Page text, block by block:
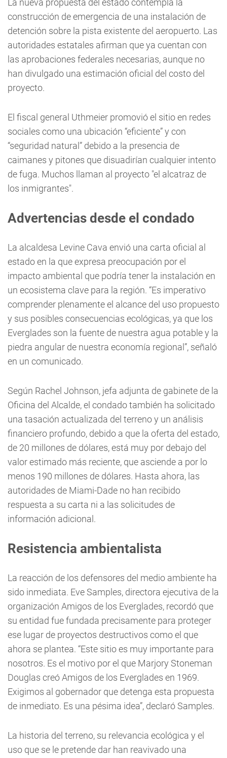
La nueva propuesta del estado contempla la
construcción de emergencia de una instalación de
detención sobre la pista existente del aeropuerto. Las
autoridades estatales afirman que ya cuentan con
las aprobaciones federales necesarias, aunque no
han divulgado una estimación oficial del costo del
proyecto.
El fiscal general Uthmeier promovió el sitio en redes
sociales como una ubicación “eficiente” y con
“seguridad natural” debido a la presencia de
caimanes y pitones que disuadirían cualquier intento
de fuga. Muchos llaman al proyecto "el alcatraz de
los inmigrantes".
Advertencias desde el condado
La alcaldesa Levine Cava envió una carta oficial al
estado en la que expresa preocupación por el
impacto ambiental que podría tener la instalación en
un ecosistema clave para la región. “Es imperativo
comprender plenamente el alcance del uso propuesto
y sus posibles consecuencias ecológicas, ya que los
Everglades son la fuente de nuestra agua potable y la
piedra angular de nuestra economía regional”, señaló
en un comunicado.
Según Rachel Johnson, jefa adjunta de gabinete de la
Oficina del Alcalde, el condado también ha solicitado
una tasación actualizada del terreno y un análisis
financiero profundo, debido a que la oferta del estado,
de 20 millones de dólares, está muy por debajo del
valor estimado más reciente, que asciende a por lo
menos 190 millones de dólares. Hasta ahora, las
autoridades de Miami-Dade no han recibido
respuesta a su carta ni a las solicitudes de
información adicional.
Resistencia ambientalista
La reacción de los defensores del medio ambiente ha
sido inmediata. Eve Samples, directora ejecutiva de la
organización Amigos de los Everglades, recordó que
su entidad fue fundada precisamente para proteger
ese lugar de proyectos destructivos como el que
ahora se plantea. “Este sitio es muy importante para
nosotros. Es el motivo por el que Marjory Stoneman
Douglas creó Amigos de los Everglades en 1969.
Exigimos al gobernador que detenga esta propuesta
de inmediato. Es una pésima idea”, declaró Samples.
La historia del terreno, su relevancia ecológica y el
uso que se le pretende dar han reavivado una